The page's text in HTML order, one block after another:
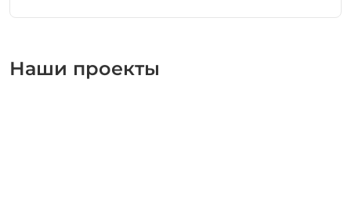
Наши проекты